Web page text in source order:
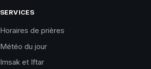
SERVICES
Horaires de prières
Météo du jour
Imsak et Iftar